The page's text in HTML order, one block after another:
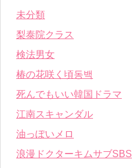
未分類
梨泰院クラス
検法男女
椿の花咲く頃동백
死んでもいい韓国ドラマ
江南スキャンダル
油っぽいメロ
浪漫ドクターキムサブSBS